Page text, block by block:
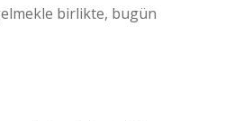
birlikte, bugün